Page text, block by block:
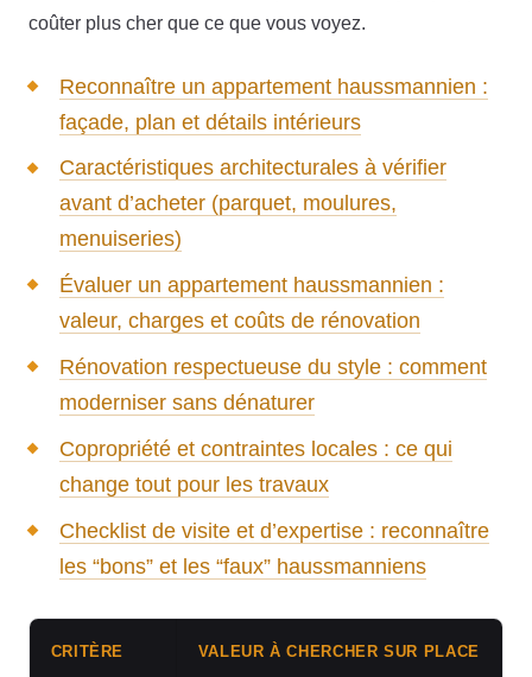
coûter plus cher que ce que vous voyez.
Reconnaître un appartement haussmannien :
façade, plan et détails intérieurs
Caractéristiques architecturales à vérifier
avant d’acheter (parquet, moulures,
menuiseries)
Évaluer un appartement haussmannien :
valeur, charges et coûts de rénovation
Rénovation respectueuse du style : comment
moderniser sans dénaturer
Copropriété et contraintes locales : ce qui
change tout pour les travaux
Checklist de visite et d’expertise : reconnaître
les “bons” et les “faux” haussmanniens
CRITÈRE VALEUR À CHERCHER SUR PLACE